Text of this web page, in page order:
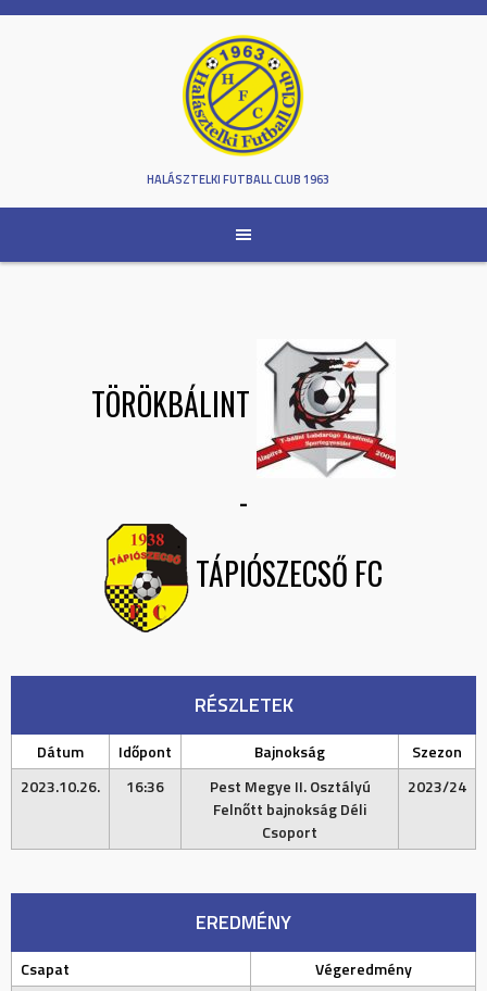
Skip
HALÁSZTELKI FUTBALL CLUB 1963
TÖRÖKBÁLINT
-
TÁPIÓSZECSŐ FC
RÉSZLETEK
Dátum Időpont Bajnokság
Szezon
2023.10.26.
16:36
Pest Megye II. Osztályú
Felnőtt bajnokság Déli
Csoport
2023/24
EREDMÉNY
Csapat
Végeredmény